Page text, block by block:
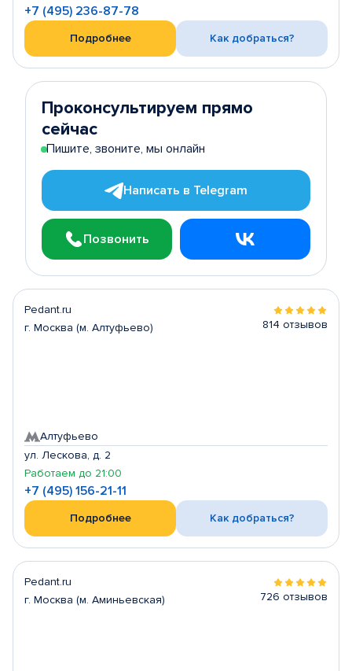
+7 (495) 236-87-78
Подробнее Как добраться?
Проконсультируем прямо
сейчас
Пишите, звоните, мы онлайн
Написать в Telegram
Позвонить
Pedant.ru
г. Москва (м. Алтуфьево)
814 отзывов
Алтуфьево
ул. Лескова, д. 2
Работаем до 21:00
+7 (495) 156-21-11
Подробнее Как добраться?
Pedant.ru
г. Москва (м. Аминьевская)
726 отзывов